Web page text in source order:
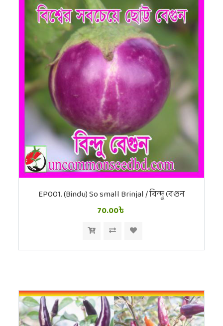
EP001. (Bindu) So small Brinjal / বিন্দু বেগুন
70.00৳